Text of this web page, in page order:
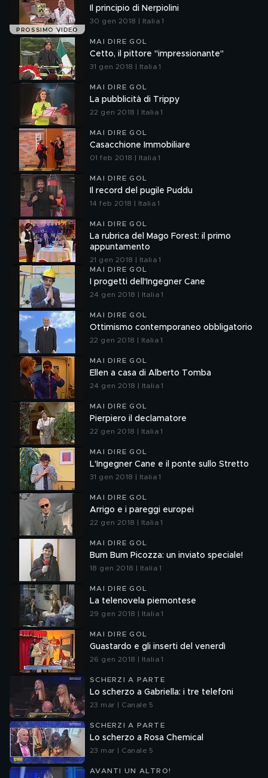
PROSSIMO VIDEO
Il principio di Nerpiolini
30 gen 2018 | Italia 1
MAI DIRE GOL
Cetto, il pittore "impressionante"
31 gen 2018 | Italia 1
MAI DIRE GOL
La pubblicità di Trippy
22 gen 2018 | Italia 1
MAI DIRE GOL
Casacchione Immobiliare
01 feb 2018 | Italia 1
MAI DIRE GOL
Il record del pugile Puddu
14 feb 2018 | Italia 1
MAI DIRE GOL
La rubrica del Mago Forest: il primo
appuntamento
21 gen 2018 | Italia 1
MAI DIRE GOL
I progetti dell'Ingegner Cane
24 gen 2018 | Italia 1
MAI DIRE GOL
Ottimismo contemporaneo obbligatorio
22 gen 2018 | Italia 1
MAI DIRE GOL
Ellen a casa di Alberto Tomba
24 gen 2018 | Italia 1
MAI DIRE GOL
Pierpiero il declamatore
22 gen 2018 | Italia 1
MAI DIRE GOL
L'Ingegner Cane e il ponte sullo Stretto
31 gen 2018 | Italia 1
MAI DIRE GOL
Arrigo e i pareggi europei
22 gen 2018 | Italia 1
MAI DIRE GOL
Bum Bum Picozza: un inviato speciale!
18 gen 2018 | Italia 1
MAI DIRE GOL
La telenovela piemontese
29 gen 2018 | Italia 1
MAI DIRE GOL
Guastardo e gli inserti del venerdì
26 gen 2018 | Italia 1
SCHERZI A PARTE
Lo scherzo a Gabriella: i tre telefoni
23 mar | Canale 5
SCHERZI A PARTE
Lo scherzo a Rosa Chemical
23 mar | Canale 5
AVANTI UN ALTRO!